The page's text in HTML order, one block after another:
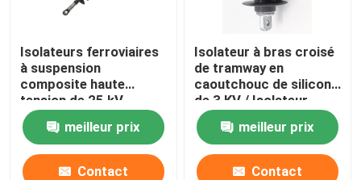
Isolateurs ferroviaires
à suspension
composite haute
tension de 25 kV
meilleur prix
Contact
Isolateur à bras croisé
de tramway en
caoutchouc de silicone
de 3 KV / Isolateur
ferroviaire
meilleur prix
Contact